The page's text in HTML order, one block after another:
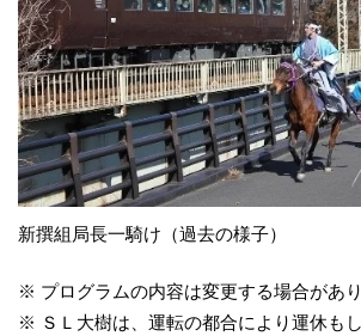
新撰組局長一騎け（過去の様子）
※ プログラムの内容は変更する場合があり
※ ＳＬ大樹は、運転の都合により運休も